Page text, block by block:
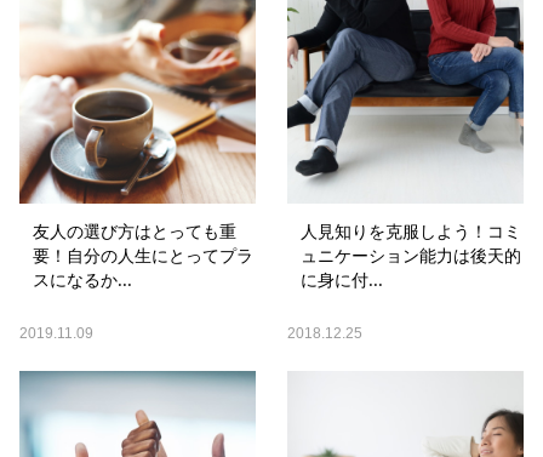
友人の選び方はとっても重
要！自分の人生にとってプラ
スになるか...
2019.11.09
人見知りを克服しよう！コミ
ュニケーション能力は後天的
に身に付...
2018.12.25